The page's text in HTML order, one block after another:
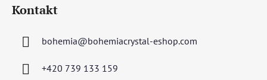
Kontakt
bohemia@bohemiacrystal-eshop.com
+420 739 133 159